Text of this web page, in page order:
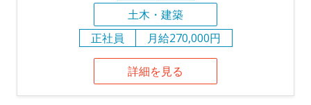
土木・建築
正社員
月給270,000円
詳細を見る